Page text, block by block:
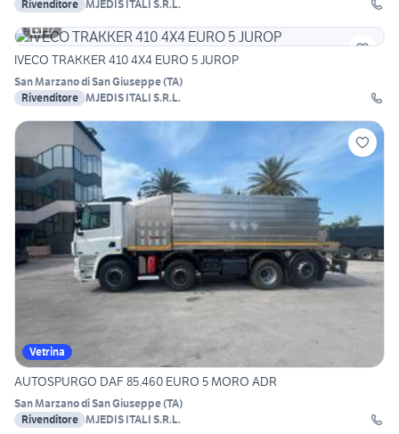
Rivenditore MJEDIS ITALI S.R.L.
17
IVECO TRAKKER 410 4X4 EURO 5 JUROP
San Marzano di San Giuseppe(TA)
Rivenditore MJEDIS ITALI S.R.L.
Vetrina
AUTOSPURGO DAF 85.460 EURO 5 MORO ADR
San Marzano di San Giuseppe(TA)
Rivenditore MJEDIS ITALI S.R.L.